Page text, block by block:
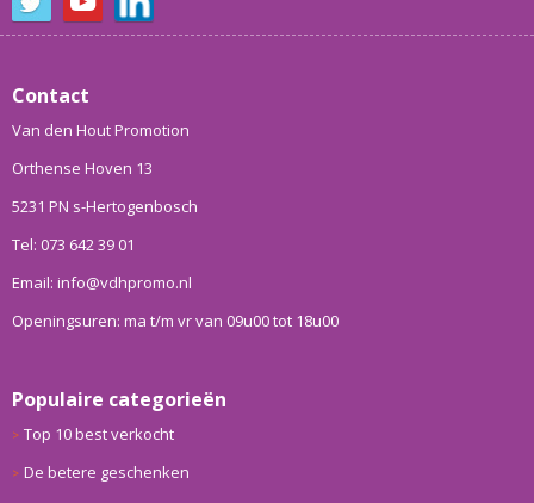
Contact
Van den Hout Promotion
Orthense Hoven 13
5231 PN s-Hertogenbosch
Tel: 073 642 39 01
Email: info@vdhpromo.nl
Openingsuren: ma t/m vr van 09u00 tot 18u00
Populaire categorieën
Top 10 best verkocht
De betere geschenken